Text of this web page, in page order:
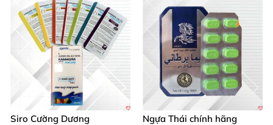
Siro Cường Dương
Ngựa Thái chính hãng